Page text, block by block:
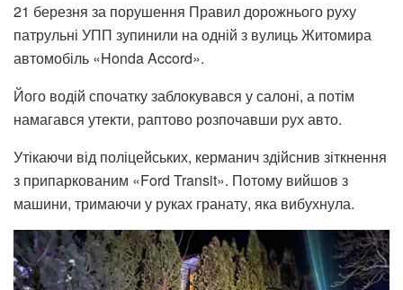
21 березня за порушення Правил дорожнього руху
патрульні УПП зупинили на одній з вулиць Житомира
автомобіль «Honda Accord».
Його водій спочатку заблокувався у салоні, а потім
намагався утекти, раптово розпочавши рух авто.
Утікаючи від поліцейських, керманич здійснив зіткнення
з припаркованим «Ford Transit». Потому вийшов з
машини, тримаючи у руках гранату, яка вибухнула.